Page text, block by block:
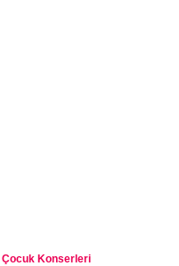
Çocuk Konserleri